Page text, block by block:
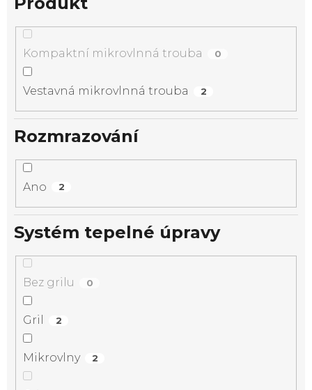
Kompaktní mikrovlnná trouba 0
Vestavná mikrovlnná trouba 2
Rozmrazování
Ano 2
Systém tepelné úpravy
Bez grilu 0
Gril 2
Mikrovlny 2